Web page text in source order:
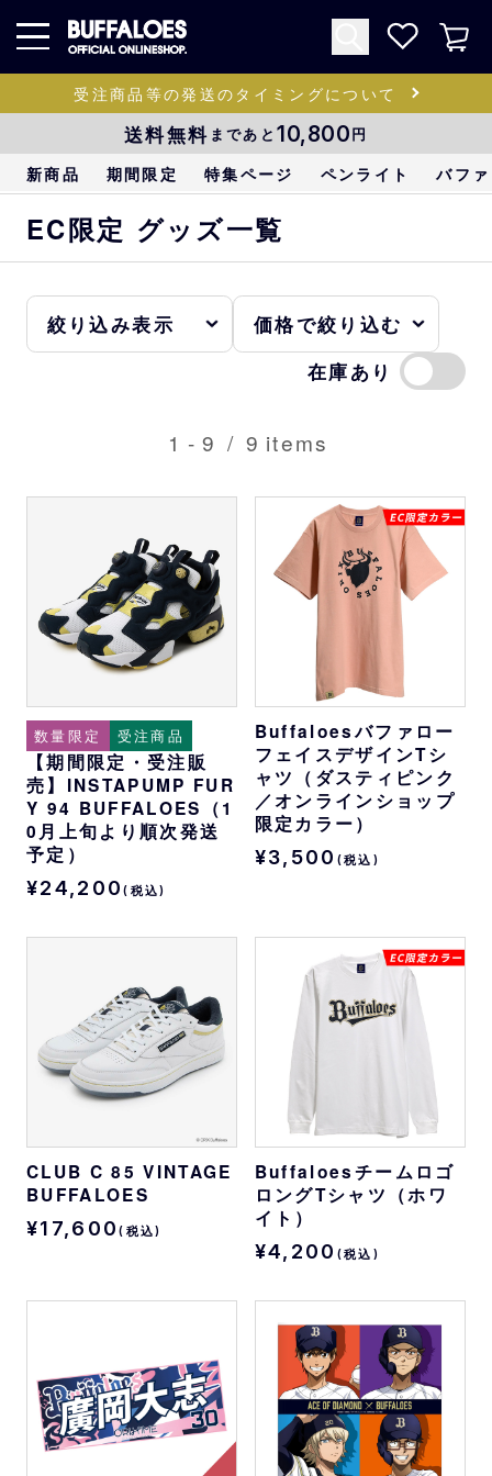
受注商品等の発送のタイミングについて
送料無料 まであと 10,800円
新商品 期間限定 特集ページ ペンライト バフ
EC限定 グッズ一覧
在庫あり
1 - 9 / 9 items
数量限定 受注商品
【期間限定・受注販
売】INSTAPUMP FUR
Y 94 BUFFALOES（1
0月上旬より順次発送
予定）
¥24,200(税込)
Buffaloesバファロー
フェイスデザインTシ
ャツ（ダスティピンク
／オンラインショップ
限定カラー）
¥3,500 (税込)
CLUB C 85 VINTAGE
BUFFALOES
¥17,600(税込)
Buffaloesチームロゴ
ロングTシャツ（ホワ
イト）
¥4,200 (税込)